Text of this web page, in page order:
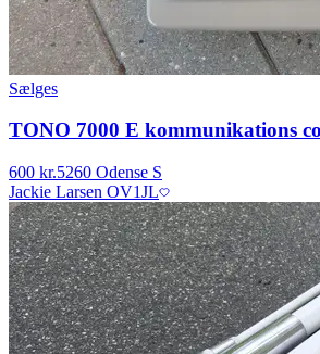
Sælges
TONO 7000 E kommunikations
600 kr.5260 Odense S
Jackie Larsen OV1JL